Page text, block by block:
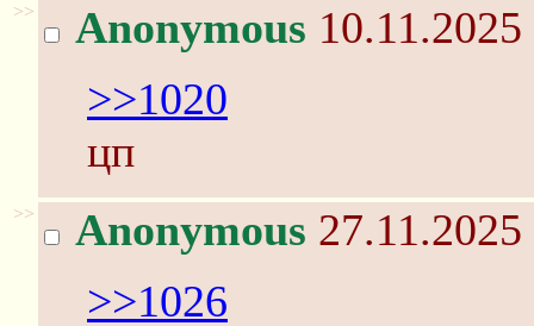
>> Anonymous
>>1020
цп
>> Anonymous
>>1026